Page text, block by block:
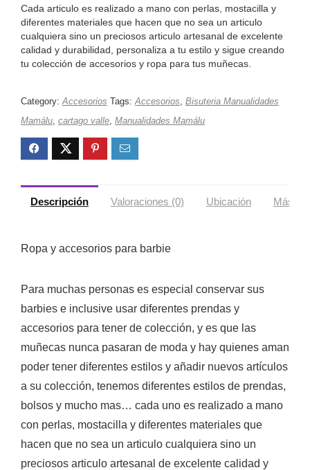
Cada articulo es realizado a mano con perlas, mostacilla y
diferentes materiales que hacen que no sea un articulo
cualquiera sino un preciosos articulo artesanal de excelente
calidad y durabilidad, personaliza a tu estilo y sigue creando
tu colección de accesorios y ropa para tus muñecas.
Category:Accesorios Tags:Accesorios, Bisuteria Manualidades
Mamálu, cartago valle, Manualidades Mamálu
Descripción Valoraciones (0) Ubicación Más
Ropa y accesorios para barbie
Para muchas personas es especial conservar sus
barbies e inclusive usar diferentes prendas y
accesorios para tener de colección, y es que las
muñecas nunca pasaran de moda y hay quienes aman
poder tener diferentes estilos y añadir nuevos artículos
a su colección, tenemos diferentes estilos de prendas,
bolsos y mucho mas… cada uno es realizado a mano
con perlas, mostacilla y diferentes materiales que
hacen que no sea un articulo cualquiera sino un
preciosos articulo artesanal de excelente calidad y